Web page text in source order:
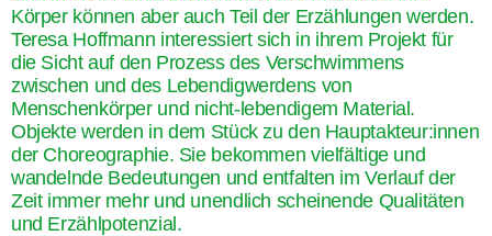
Körper können aber auch Teil der Erzählungen werden.
Teresa Hoffmann interessiert sich in ihrem Projekt für
die Sicht auf den Prozess des Verschwimmens
zwischen und des Lebendigwerdens von
Menschenkörper und nicht-lebendigem Material.
Objekte werden in dem Stück zu den Hauptakteur:innen
der Choreographie. Sie bekommen vielfältige und
wandelnde Bedeutungen und entfalten im Verlauf der
Zeit immer mehr und unendlich scheinende Qualitäten
und Erzählpotenzial.